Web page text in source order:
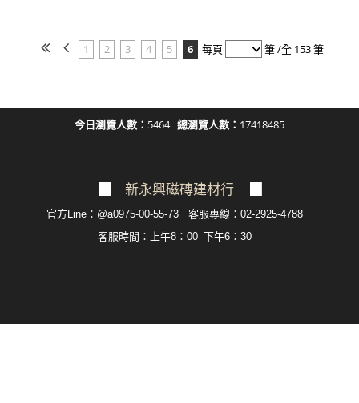
1 2 3 4 5 6 每頁 筆 /全 153 筆
今日瀏覽人數： 5464 總瀏覽人數： 17418485
新永興磁磚建材行
官方Line：@a0975-00-55-73 客服專線：02-2925-4788
客服 時間：上午8：00_下午6：30